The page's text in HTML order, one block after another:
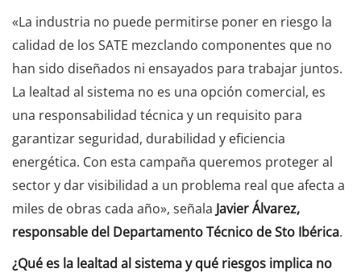
«La industria no puede permitirse poner en riesgo la
calidad de los SATE mezclando componentes que no
han sido diseñados ni ensayados para trabajar juntos.
La lealtad al sistema no es una opción comercial, es
una responsabilidad técnica y un requisito para
garantizar seguridad, durabilidad y eficiencia
energética. Con esta campaña queremos proteger al
sector y dar visibilidad a un problema real que afecta a
miles de obras cada año», señala Javier Álvarez,
responsable del Departamento Técnico deSto Ibérica.
¿Qué es la lealtad al sistema y qué riesgos implica no